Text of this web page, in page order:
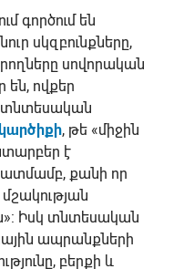
գործում են
սկզբունքները,
սովորական
են, ովքեր
տնտեսական
, թե «միջին
է
քանի որ
Իսկ տնտեսական
ապրանքների
բերքի և